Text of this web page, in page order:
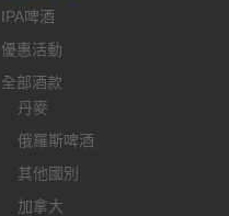
IPA啤酒
優惠活動
全部酒款
丹麥
俄羅斯啤酒
其他國別
加拿大